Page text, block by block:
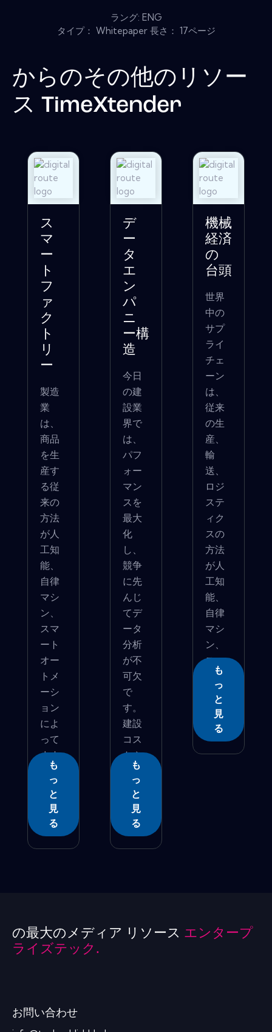
ラング: ENG
タイプ： Whitepaper 長さ： 17ページ
からのその他のリソー
ス TimeXtender
ス
マ
ー
ト
フ
ァ
ク
ト
リ
ー
製造
業
は、
商品
を生
産す
る従
来の
方法
が人
工知
能、
自律
マシ
ン、
スマ
ート
オー
トメ
ーシ
ョン
によ
って
ます
ます...
も
っ
と
見
る
デ
ー
タ
エ
ン
パ
ニ
ー構
造
今日
の建
設業
界で
は、
パフ
ォー
マン
スを
最大
化
し、
競争
に先
んじ
てデ
ータ
分析
が不
可欠
で
す。
建設
コス
トや
タ...
も
っ
と
見
る
機械
経済
の
台頭
世界
中の
サプ
ライ
チェ
ーン
は、
従来
の生
産、
輸
送、
ロジ
ステ
ィク
スの
方法
が人
工知
能、
自律
マシ
ン、
スマ
ート...
も
っ
と
見
る
の最大のメディア リソース エンタープ
ライズテック.
お問い合わせ